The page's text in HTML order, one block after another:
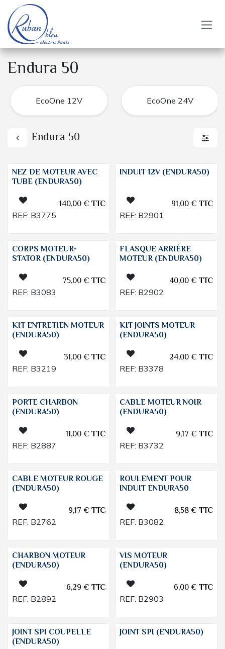
Se rendre au contenu
Endura 50
EcoOne 12V EcoOne 24V
Endura 50
NEZ DE MOTEUR AVEC
TUBE (ENDURA50)
140,00€TTC
REF: B3775
INDUIT 12V (ENDURA50)
91,00€TTC
REF: B2901
CORPS MOTEUR-
STATOR (ENDURA50)
75,00€TTC
REF: B3083
FLASQUE ARRIÈRE
MOTEUR (ENDURA50)
40,00€TTC
REF: B2902
KIT ENTRETIEN MOTEUR
(ENDURA50)
31,00€TTC
REF: B3219
KIT JOINTS MOTEUR
(ENDURA50)
24,00€TTC
REF: B3378
PORTE CHARBON
(ENDURA50)
11,00€TTC
REF: B2887
CABLE MOTEUR NOIR
(ENDURA50)
9,17 €TTC
REF: B3732
CABLE MOTEUR ROUGE
(ENDURA50)
9,17 €TTC
REF: B2762
ROULEMENT POUR
INDUIT ENDURA50
8,58€TTC
REF: B3082
CHARBON MOTEUR
(ENDURA50)
6,29 €TTC
REF: B2892
VIS MOTEUR
(ENDURA50)
6,00€TTC
REF: B2903
JOINT SPI COUPELLE
(ENDURA50)
JOINT SPI (ENDURA50)